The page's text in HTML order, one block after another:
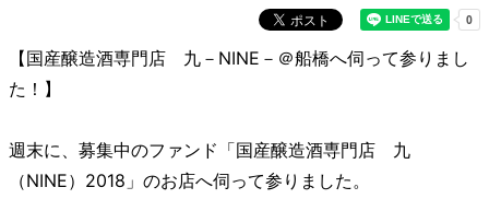
【国産醸造酒専門店 九－NINE－＠船橋へ伺って参りまし
た！】
週末に、募集中のファンド「国産醸造酒専門店 九
（NINE）2018」のお店へ伺って参りました。